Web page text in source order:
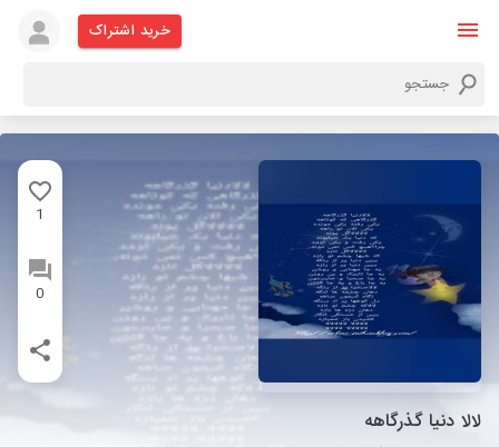
خرید اشتراک
1
0
لالا دنیا گذرگاهه